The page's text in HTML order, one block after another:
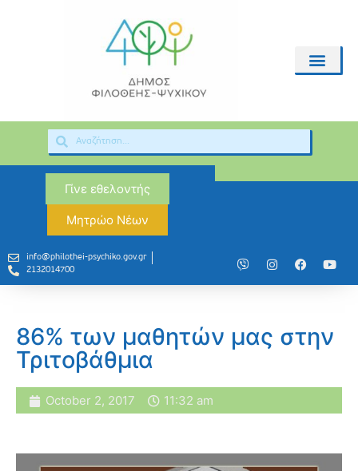
Γίνε εθελοντής
Μητρώο Νέων
info@philothei-psychiko.gov.gr
2132014700
86% των μαθητών μας στην
Τριτοβάθμια
October 2, 2017 11:32 am